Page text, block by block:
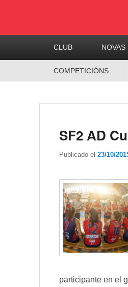
CLUB NOVAS
COMPETICIÓNS
SF2 AD
Publicado el 23/10/
participante en el